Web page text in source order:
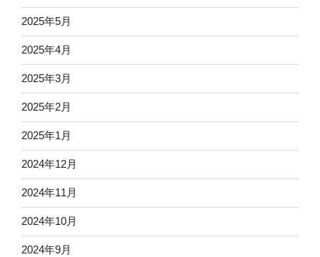
2025年5月
2025年4月
2025年3月
2025年2月
2025年1月
2024年12月
2024年11月
2024年10月
2024年9月